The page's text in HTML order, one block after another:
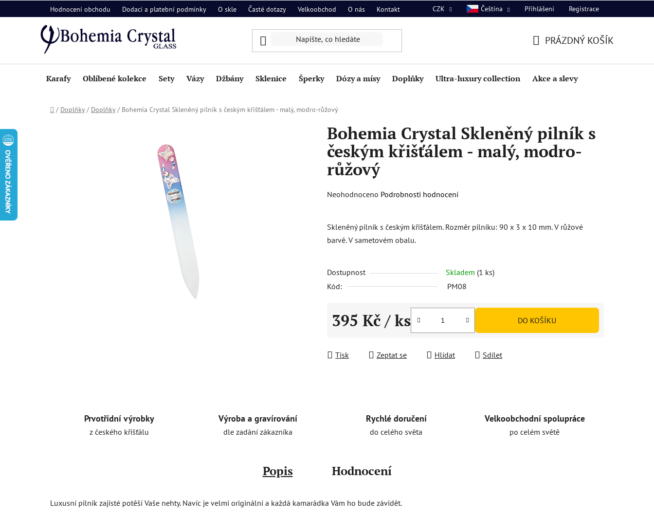
na
Hodnocení obchodu Dodací a platební podmínky O skle Časté dotazy Velkoobchod O nás Kontakt CZK Čeština Přihlášení Registrace
KOŠÍK
PRÁZDNÝ KOŠÍK
Karafy Oblíbené kolekce Sety Vázy Džbány Sklenice Šperky Dózy a mísy Doplňky Ultra-luxury collection Akce a slevy
Domů
/ Doplňky / Doplňky / Bohemia Crystal Skleněný pilník s českým křišťálem - malý, modro-růžový
Bohemia Crystal Skleněný pilník s
českým křišťálem - malý, modro-
růžový
Průměrné
je
0,0
5
hvězdiček.
Neohodnoceno Podrobnosti hodnocení
Skleněný pilník s českým křišťálem. Rozměr pilníku: 90 x 3 x 10 mm. V růžové
barvě. V sametovém obalu.
Dostupnost Skladem (1 ks)
Kód:
PM08
395 Kč / ks DO KOŠÍKU
Tisk Zeptat se Hlídat Sdílet
Prvotřídní výrobky
z českého křišťálu
Výroba a gravírování
dle zadání zákazníka
Rychlé doručení
do celého světa
Velkoobchodní spolupráce
po celém světě
Popis Hodnocení
Luxusní pilník zajisté potěší Vaše nehty. Navíc je velmi originální a každá kamarádka Vám ho bude závidět.